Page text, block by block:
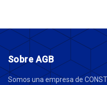
Sobre AGB
Somos una empresa de